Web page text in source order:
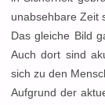
unabsehbare Zeit
Das gleiche Bild
Auch dort sind
sich zu den
Aufgrund der